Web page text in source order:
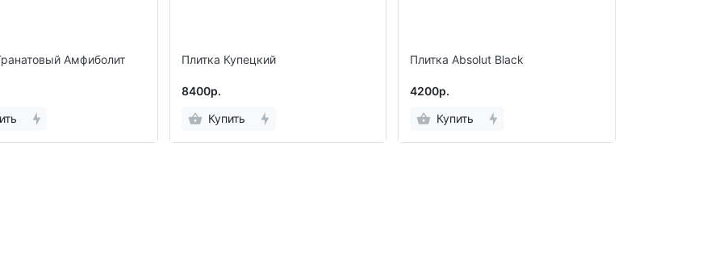
Амфиболит Плитка Купецкий
8400р.
Купить
Плитка Absolut Black
4200р.
Купить